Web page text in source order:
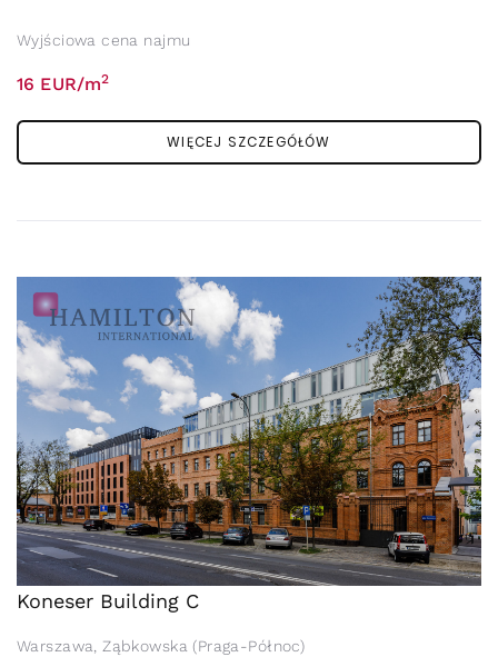
Wyjściowa cena najmu
16 EUR/m2
WIĘCEJ SZCZEGÓŁÓW
Koneser Building C
Warszawa, Ząbkowska (Praga-Północ)